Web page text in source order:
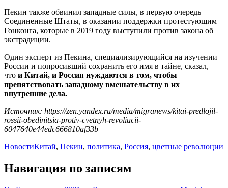
Пекин также обвинил западные силы, в первую очередь
Соединенные Штаты, в оказании поддержки протестующим
Гонконга, которые в 2019 году выступили против закона об
экстрадиции.
Один эксперт из Пекина, специализирующийся на изучении
России и попросивший сохранить его имя в тайне, сказал,
что и Китай, и Россия нуждаются в том, чтобы
препятствовать западному вмешательству в их
внутренние дела.
Источник: https://zen.yandex.ru/media/migranews/kitai-predlojil-
rossii-obedinitsia-protiv-cvetnyh-revoliucii-
6047640e44edc666810af33b
НовостиКитай, Пекин, политика, Россия, цветные революции
Навигация по записям